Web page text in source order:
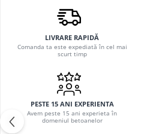
LIVRARE RAPIDĂ
Comanda ta este expediată în cel mai
scurt timp
PESTE 15 ANI EXPERIENTA
Avem peste 15 ani experieta în
domeniul betoanelor